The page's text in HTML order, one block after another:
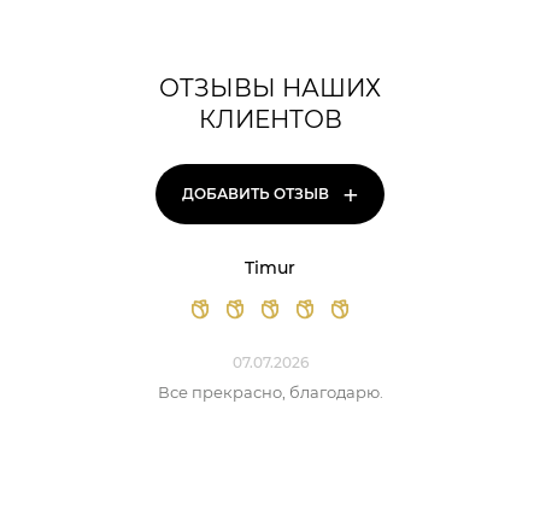
ОТЗЫВЫ НАШИХ
КЛИЕНТОВ
ДОБАВИТЬ ОТЗЫВ +
Timur
07.07.2026
Все прекрасно, благодарю.